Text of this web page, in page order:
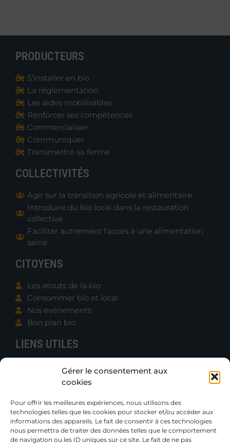
Gérer le consentement aux
cookies
Pour offrir les meilleures expériences, nous utilisons des
technologies telles que les cookies pour stocker et/ou accéder aux
informations des appareils. Le fait de consentir à ces technologies
nous permettra de traiter des données telles que le comportement
de navigation ou les ID uniques sur ce site. Le fait de ne pas
PRODUCTEURS
S'installer en bio
La réglementation
Les aides mobilisables
Renforcer ses compétences
Commercialiser
Communiquer
Transmettre sa ferme
COLLECTIVITÉS
Agir sur la transition agricole et alimentaire
Introduire du bio local dans la restauration
collective
Faciliter autrement l'accès à une alimentation
saine
CITOYENS
Les atouts de la bio
Consommer bio et local
Nos événements
Bon plan bio
LIENS UTILES
Contacter B.e.N.
Gazettes et Rapports
Publications techniques
Petites annonces